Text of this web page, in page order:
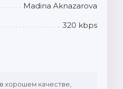
Madina Aknazarova
320 kbps
хорошем качестве,